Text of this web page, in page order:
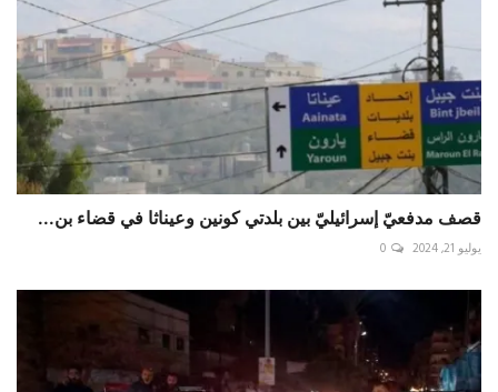
قصف مدفعيّ إسرائيليّ بين بلدتي كونين وعيناثا في قضاء بن...
يوليو 21, 2024 0